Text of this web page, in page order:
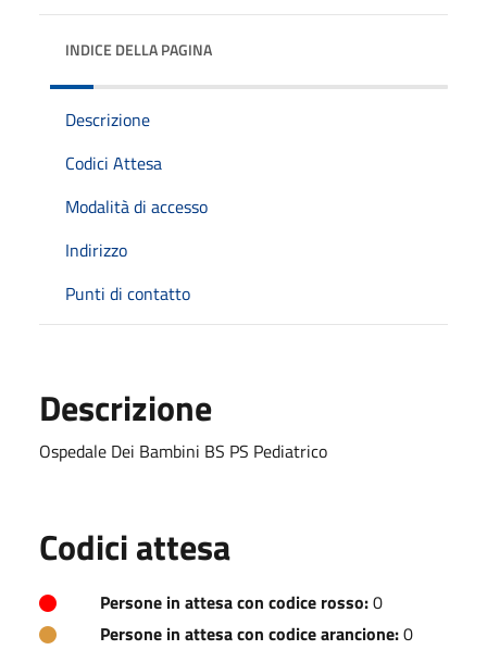
INDICE DELLA PAGINA
Descrizione
Codici Attesa
Modalità di accesso
Indirizzo
Punti di contatto
Descrizione
Ospedale Dei Bambini BS PS Pediatrico
Codici attesa
Persone in attesa con codice rosso:0
Persone in attesa con codice arancione:0